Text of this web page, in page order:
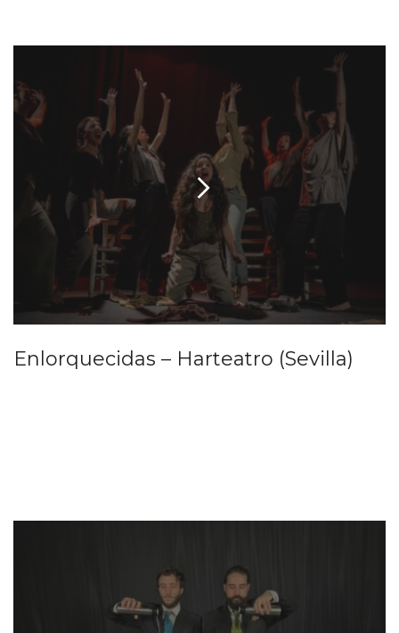
Enlorquecidas – Harteatro (Sevilla)